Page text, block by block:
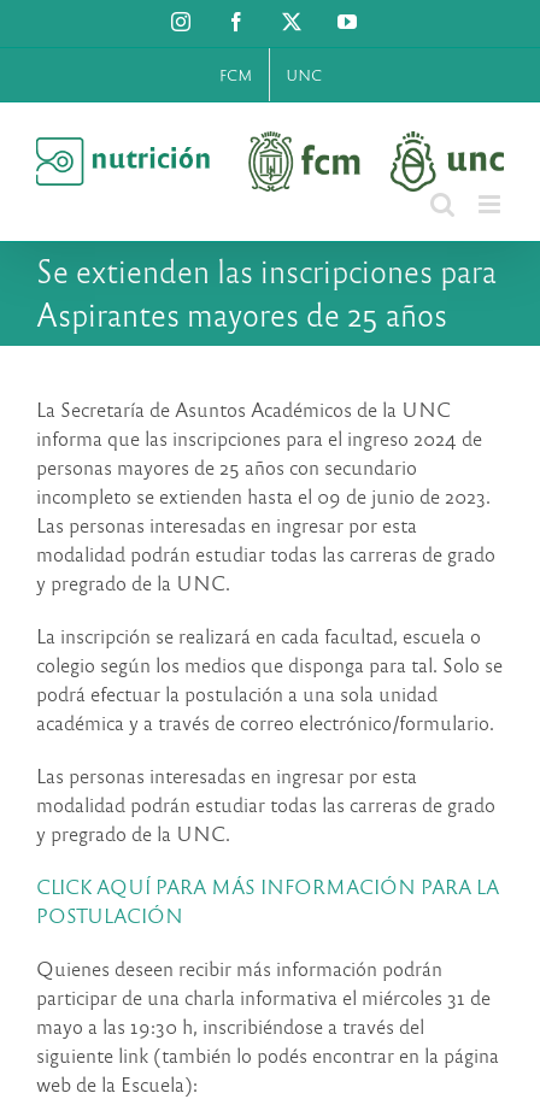
al
InstagramFacebook YouTube
FCM UNC
Se extienden las inscripciones para
Aspirantes mayores de 25 años
La Secretaría de Asuntos Académicos de la UNC
informa que las inscripciones para el ingreso 2024 de
personas mayores de 25 años con secundario
incompleto se extienden hasta el 09 de junio de 2023.
Las personas interesadas en ingresar por esta
modalidad podrán estudiar todas las carreras de grado
y pregrado de la UNC.
La inscripción se realizará en cada facultad, escuela o
colegio según los medios que disponga para tal. Solo se
podrá efectuar la postulación a una sola unidad
académica y a través de correo electrónico/formulario.
Las personas interesadas en ingresar por esta
modalidad podrán estudiar todas las carreras de grado
y pregrado de la UNC.
CLICK AQUÍ PARA MÁS INFORMACIÓN PARA LA
POSTULACIÓN
Quienes deseen recibir más información podrán
participar de una charla informativa el miércoles 31 de
mayo a las 19:30 h, inscribiéndose a través del
siguiente link (también lo podés encontrar en la página
web de la Escuela):